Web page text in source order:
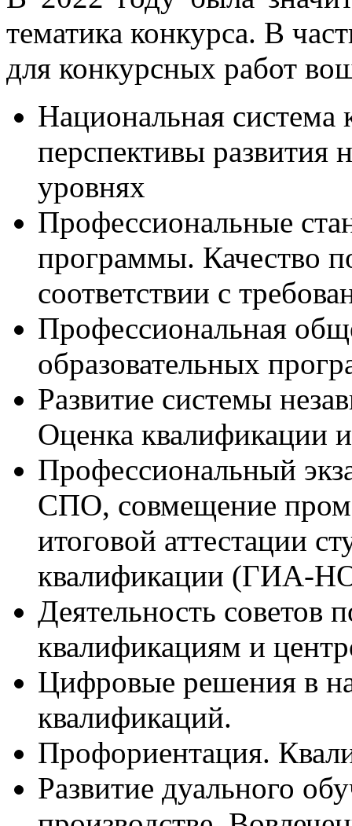
тематика конкурса. В
для конкурсных работ
Национальная система
перспективы развития
уровнях
Профессиональные
программы. Качество
соответствии с
Профессиональная
образовательных
Развитие системы
Оценка квалификации
Профессиональный
СПО, совмещение
итоговой аттестации
квалификации (ГИА-
Деятельность советов
квалификациям и
Цифровые решения в
квалификаций.
Профориентация.
Развитие дуального